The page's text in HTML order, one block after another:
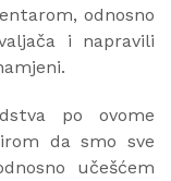
odnosno
i napravili
po ovome
da smo sve
učešćem